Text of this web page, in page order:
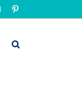
Instagram